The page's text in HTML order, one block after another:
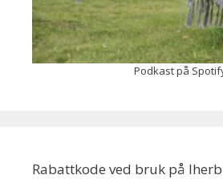
Podkast på
Rabattkode ved bruk på